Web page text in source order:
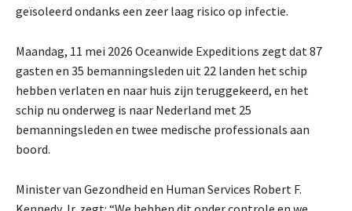
geïsoleerd ondanks een zeer laag risico op infectie.
Maandag, 11 mei 2026 Oceanwide Expeditions zegt dat 87
gasten en 35 bemanningsleden uit 22 landen het schip
hebben verlaten en naar huis zijn teruggekeerd, en het
schip nu onderweg is naar Nederland met 25
bemanningsleden en twee medische professionals aan
boord.
Minister van Gezondheid en Human Services Robert F.